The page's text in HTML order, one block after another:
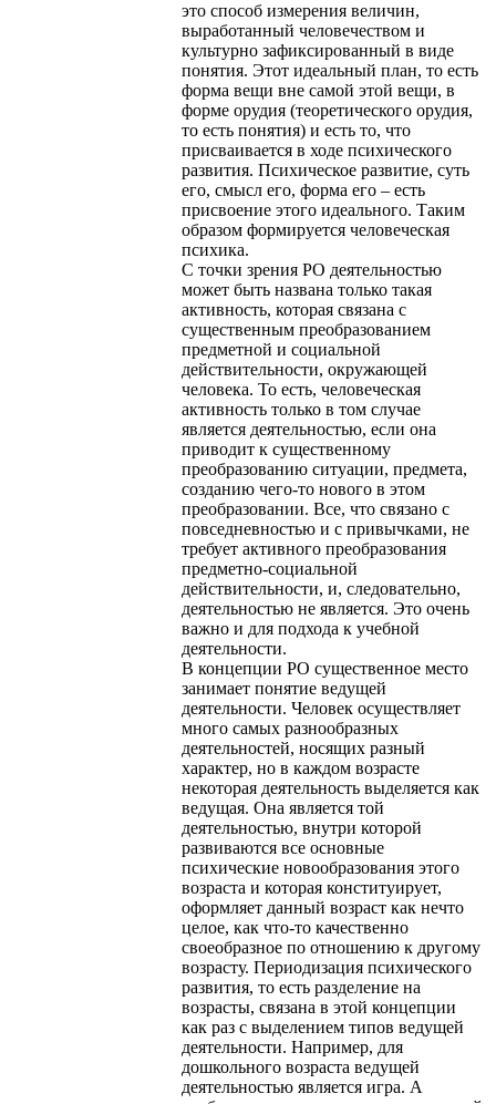
это способ измерения величин,
выработанный человечеством и
культурно зафиксированный в виде
понятия. Этот идеальный план, то есть
форма вещи вне самой этой вещи, в
форме орудия (теоретического орудия,
то есть понятия) и есть то, что
присваивается в ходе психического
развития. Психическое развитие, суть
его, смысл его, форма его – есть
присвоение этого идеального. Таким
образом формируется человеческая
психика.
С точки зрения РО деятельностью
может быть названа только такая
активность, которая связана с
существенным преобразованием
предметной и социальной
действительности, окружающей
человека. То есть, человеческая
активность только в том случае
является деятельностью, если она
приводит к существенному
преобразованию ситуации, предмета,
созданию чего-то нового в этом
преобразовании. Все, что связано с
повседневностью и с привычками, не
требует активного преобразования
предметно-социальной
действительности, и, следовательно,
деятельностью не является. Это очень
важно и для подхода к учебной
деятельности.
В концепции РО существенное место
занимает понятие ведущей
деятельности. Человек осуществляет
много самых разнообразных
деятельностей, носящих разный
характер, но в каждом возрасте
некоторая деятельность выделяется как
ведущая. Она является той
деятельностью, внутри которой
развиваются все основные
психические новообразования этого
возраста и которая конституирует,
оформляет данный возраст как нечто
целое, как что-то качественно
своеобразное по отношению к другому
возрасту. Периодизация психического
развития, то есть разделение на
возрасты, связана в этой концепции
как раз с выделением типов ведущей
деятельности. Например, для
дошкольного возраста ведущей
деятельностью является игра. А